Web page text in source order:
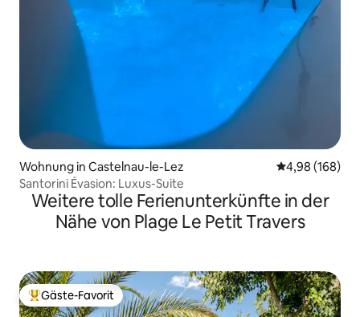
Wohnung in Castelnau-le-Lez
4,98 (168)
Santorini Évasion: Luxus-Suite
Weitere tolle Ferienunterkünfte in der
Nähe von Plage Le Petit Travers
Beliebter Gäste-Favorit.
Gäste-Favorit